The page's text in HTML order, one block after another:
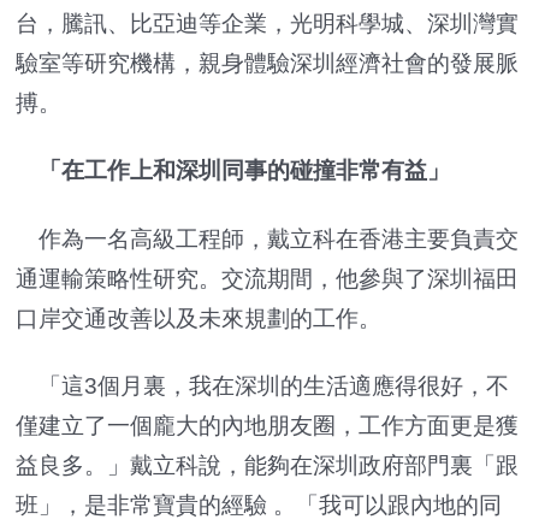
台，騰訊、比亞迪等企業，光明科學城、深圳灣實
驗室等研究機構，親身體驗深圳經濟社會的發展脈
搏。
「在工作上和深圳同事的碰撞非常有益」
作為一名高級工程師，戴立科在香港主要負責交
通運輸策略性研究。交流期間，他參與了深圳福田
口岸交通改善以及未來規劃的工作。
「這3個月裏，我在深圳的生活適應得很好，不
僅建立了一個龐大的內地朋友圈，工作方面更是獲
益良多。」戴立科說，能夠在深圳政府部門裏「跟
班」，是非常寶貴的經驗 。「我可以跟內地的同